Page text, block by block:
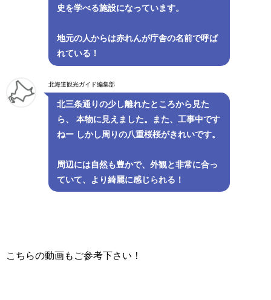
史を学べる施設になっています。
地元の人からは赤れんが庁舎の名前で呼ば
れている！
北海道観光ガイド編集部
北三条通りの少し離れたところから見た
ら、 本物に見えました。また、工事中です
ねー しかし周りの八重桜桜がきれいです。
周辺には自然も豊かで、外観と非常に合っ
ていて、より綺麗に感じられる！
こちらの動画もご参考下さい！